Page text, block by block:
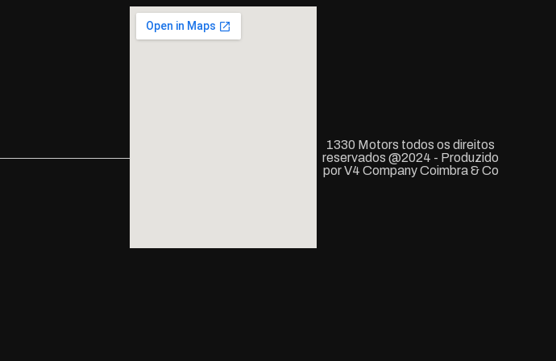
1330 Motors todos os direitos
reservados @2024 - Produzido
por V4 Company Coimbra & Co